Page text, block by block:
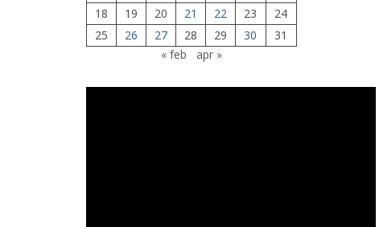
18
19 20 21 22 23
24
25
26 27 28 29 30
31
« feb
apr »